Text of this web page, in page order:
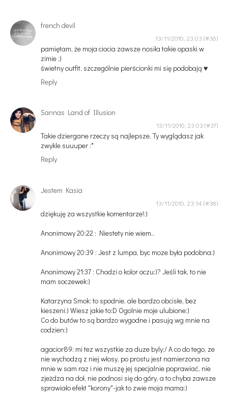
french devil
13/11/2010, 23:03
pamiętam, że moja ciocia zawsze nosiła takie opaski w
zimie ;)
świetny outfit, szczególnie pierścionki mi się podobają ♥
Reply
Sannas Land of Illusion
13/11/2010, 23:03
Takie dziergane rzeczy są najlepsze. Ty wyglądasz jak
zwykle suuuper :*
Reply
Jestem Kasia
13/11/2010, 23:14
dziękuję za wszystkie komentarze!:)
Anonimowy 20:22 : Niestety nie wiem..
Anonimowy 20:39 : Jest z lumpa, byc moze była podobna:)
Anonimowy 21:37 : Chodzi o kolor oczu:)? Jeśli tak, to nie
mam soczewek:)
Katarzyna Smok: to spodnie, ale bardzo obcisłe, bez
kieszeni:) Wiesz jakie to:D Ogolnie moje ulubione:)
Co do butów to są bardzo wygodne i pasują wg mnie na
codzien:)
agacior89: mi tez wszystkie za duze byly;/ A co do tego, ze
nie wychodzą z niej włosy, po prostu jest namierzona na
mnie w sam raz i nie muszę jej specjalnie poprawiać, nie
zjeżdza na doł, nie podnosi się do góry, a to chyba zawsze
sprawiało efekt "korony"-jak to zwie moja mama:)